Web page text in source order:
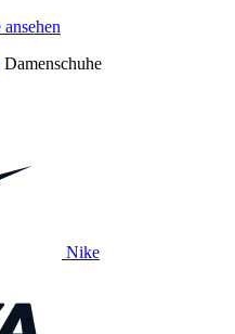
Damenschuhe
Nike